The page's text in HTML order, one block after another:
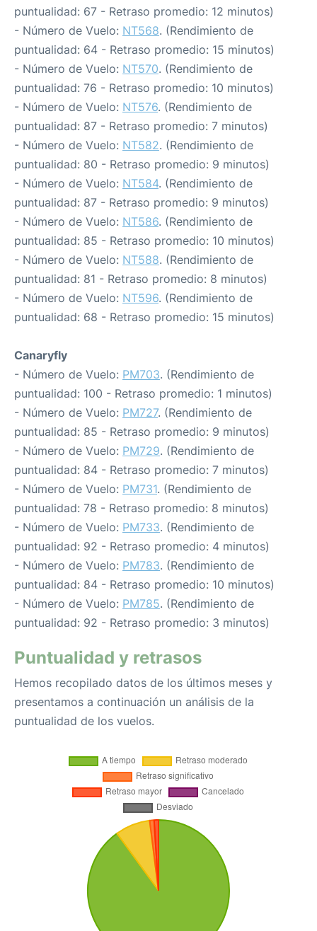
puntualidad: 67 - Retraso promedio: 12 minutos)
- Número de Vuelo: NT568. (Rendimiento de
puntualidad: 64 - Retraso promedio: 15 minutos)
- Número de Vuelo: NT570. (Rendimiento de
puntualidad: 76 - Retraso promedio: 10 minutos)
- Número de Vuelo: NT576. (Rendimiento de
puntualidad: 87 - Retraso promedio: 7 minutos)
- Número de Vuelo: NT582. (Rendimiento de
puntualidad: 80 - Retraso promedio: 9 minutos)
- Número de Vuelo: NT584. (Rendimiento de
puntualidad: 87 - Retraso promedio: 9 minutos)
- Número de Vuelo: NT586. (Rendimiento de
puntualidad: 85 - Retraso promedio: 10 minutos)
- Número de Vuelo: NT588. (Rendimiento de
puntualidad: 81 - Retraso promedio: 8 minutos)
- Número de Vuelo: NT596. (Rendimiento de
puntualidad: 68 - Retraso promedio: 15 minutos)
Canaryfly
- Número de Vuelo: PM703. (Rendimiento de
puntualidad: 100 - Retraso promedio: 1 minutos)
- Número de Vuelo: PM727. (Rendimiento de
puntualidad: 85 - Retraso promedio: 9 minutos)
- Número de Vuelo: PM729. (Rendimiento de
puntualidad: 84 - Retraso promedio: 7 minutos)
- Número de Vuelo: PM731. (Rendimiento de
puntualidad: 78 - Retraso promedio: 8 minutos)
- Número de Vuelo: PM733. (Rendimiento de
puntualidad: 92 - Retraso promedio: 4 minutos)
- Número de Vuelo: PM783. (Rendimiento de
puntualidad: 84 - Retraso promedio: 10 minutos)
- Número de Vuelo: PM785. (Rendimiento de
puntualidad: 92 - Retraso promedio: 3 minutos)
Puntualidad y retrasos
Hemos recopilado datos de los últimos meses y
presentamos a continuación un análisis de la
puntualidad de los vuelos.